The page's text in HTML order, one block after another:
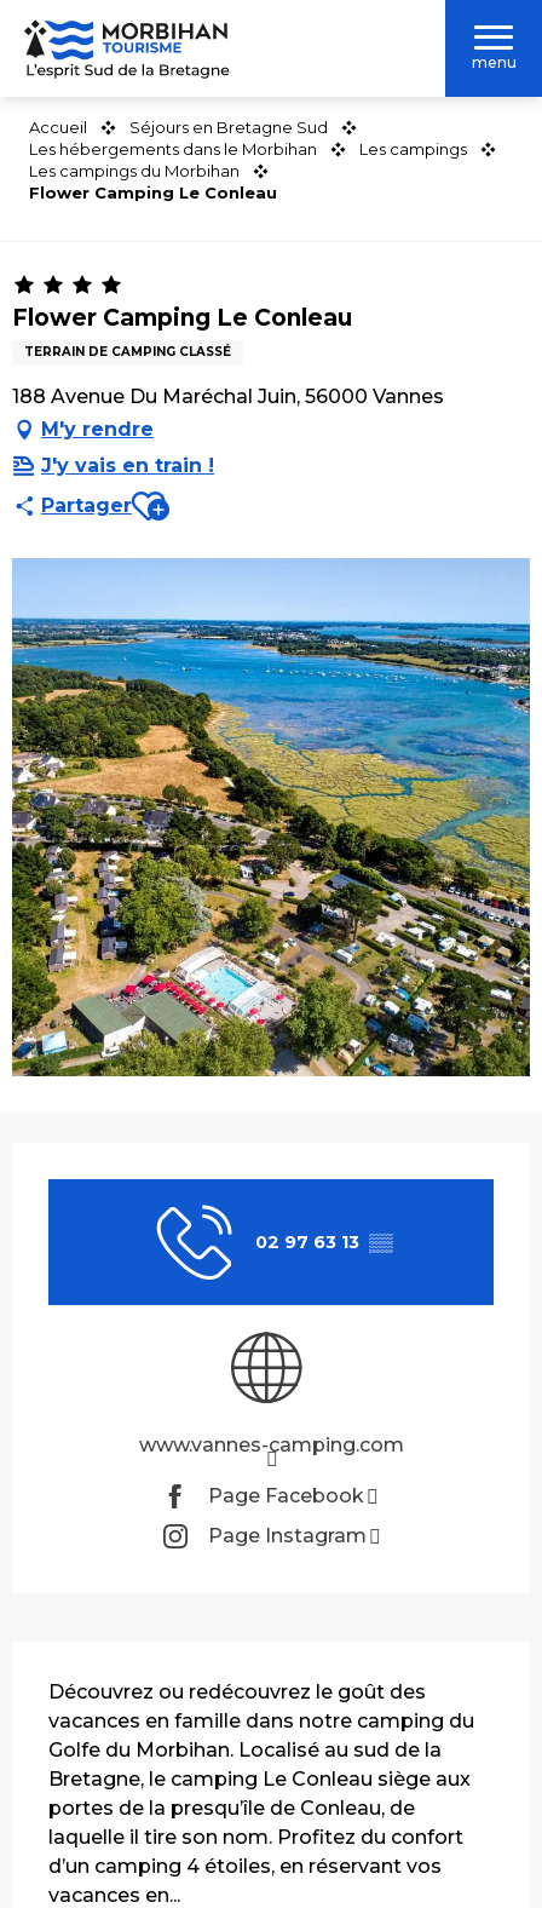
Aller
contenu
menu
Accueil
Séjours en Bretagne Sud
Les hébergements dans le Morbihan
Les campings
Les campings du Morbihan
Flower Camping Le Conleau
Flower Camping Le Conleau
TERRAIN DE CAMPING CLASSÉ
188 Avenue Du Maréchal Juin, 56000 Vannes
M'y rendre
J'y vais en train !
PartagerAjouter aux favoris
02 97 63 13 ▒▒
www.vannes-camping.com
Page Facebook
Page Instagram
Découvrez ou redécouvrez le goût des
vacances en famille dans notre camping du
Golfe du Morbihan. Localisé au sud de la
Bretagne, le camping Le Conleau siège aux
portes de la presqu’île de Conleau, de
laquelle il tire son nom. Profitez du confort
d’un camping 4 étoiles, en réservant vos
vacances en...